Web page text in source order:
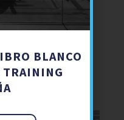
BLANCO
TRAINING